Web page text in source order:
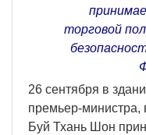
торговой
26 сентября в
премьер-министра,
Буй Тхань Шон